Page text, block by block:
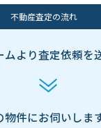
不動産査定の流れ
ムより査定依頼を
物件にお伺いしま